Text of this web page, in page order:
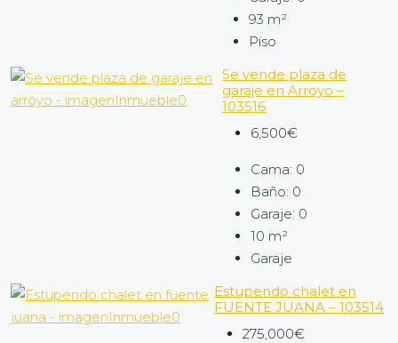
93 m²
Piso
Se vende plaza de
garaje en Arroyo –
103516
6,500€
Cama: 0
Baño: 0
Garaje: 0
10 m²
Garaje
Estupendo chalet en
FUENTE JUANA – 103514
275,000€